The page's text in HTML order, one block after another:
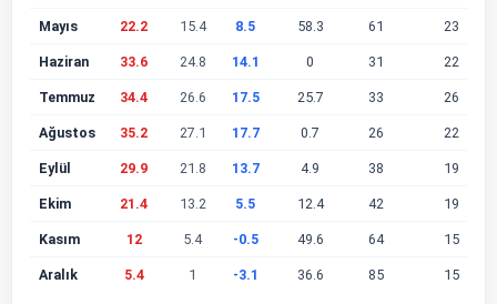
Mayıs 22.2 15.4 8.5 58.3 61 23
Haziran 33.6 24.8 14.1 0 31 22
Temmuz 34.4 26.6 17.5 25.7 33 26
Ağustos 35.2 27.1 17.7 0.7 26 22
Eylül 29.9 21.8 13.7 4.9 38 19
Ekim 21.4 13.2 5.5 12.4 42 19
Kasım 12 5.4 -0.5 49.6 64 15
Aralık 5.4 1 -3.1 36.6 85 15